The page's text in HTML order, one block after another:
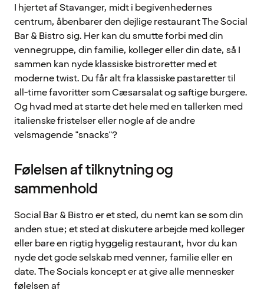
I hjertet af Stavanger, midt i begivenhedernes
centrum, åbenbarer den dejlige restaurant The Social
Bar & Bistro sig. Her kan du smutte forbi med din
vennegruppe, din familie, kolleger eller din date, så I
sammen kan nyde klassiske bistroretter med et
moderne twist. Du får alt fra klassiske pastaretter til
all-time favoritter som Cæsarsalat og saftige burgere.
Og hvad med at starte det hele med en tallerken med
italienske fristelser eller nogle af de andre
velsmagende "snacks"?
Følelsen af tilknytning og
sammenhold
Social Bar & Bistro er et sted, du nemt kan se som din
anden stue; et sted at diskutere arbejde med kolleger
eller bare en rigtig hyggelig restaurant, hvor du kan
nyde det gode selskab med venner, familie eller en
date. The Socials koncept er at give alle mennesker
følelsen af